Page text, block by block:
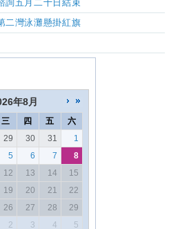
詢五月二十日結束
二灣泳灘懸掛紅旗
年8月
三 四 五
六
29 30 31
1
5 6 7
8
12 13 14
15
19 20 21
22
26 27 28
29
2 3 4 5